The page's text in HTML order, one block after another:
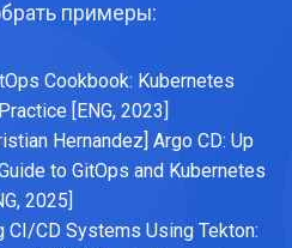
примеры:
Cookbook: Kubernetes
[ENG, 2023]
Hernandez] Argo CD: Up
to GitOps and Kubernetes
2025]
CI/CD Systems Using Tekton: